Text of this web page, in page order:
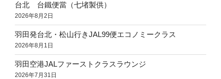
台北 台鐵便當（七堵製供）
2026年8月2日
羽田発台北・松山行きJAL99便エコノミークラス
2026年8月1日
羽田空港JALファーストクラスラウンジ
2026年7月31日